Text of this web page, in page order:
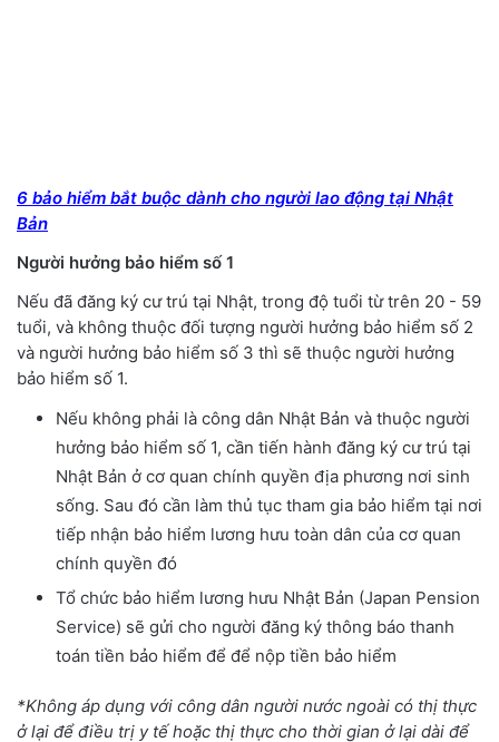
6 bảo hiểm bắt buộc dành cho người lao động tại Nhật
Bản
Người hưởng bảo hiểm số 1
Nếu đã đăng ký cư trú tại Nhật, trong độ tuổi từ trên 20 - 59
tuổi, và không thuộc đối tượng người hưởng bảo hiểm số 2
và người hưởng bảo hiểm số 3 thì sẽ thuộc người hưởng
bảo hiểm số 1.
Nếu không phải là công dân Nhật Bản và thuộc người
hưởng bảo hiểm số 1, cần tiến hành đăng ký cư trú tại
Nhật Bản ở cơ quan chính quyền địa phương nơi sinh
sống. Sau đó cần làm thủ tục tham gia bảo hiểm tại nơi
tiếp nhận bảo hiểm lương hưu toàn dân của cơ quan
chính quyền đó
Tổ chức bảo hiểm lương hưu Nhật Bản (Japan Pension
Service) sẽ gửi cho người đăng ký thông báo thanh
toán tiền bảo hiểm để để nộp tiền bảo hiểm
*Không áp dụng với công dân người nước ngoài có thị thực
ở lại để điều trị y tế hoặc thị thực cho thời gian ở lại dài để